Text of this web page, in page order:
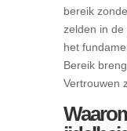
bereik
zelden in de
het
Bereik
Vertrouwen